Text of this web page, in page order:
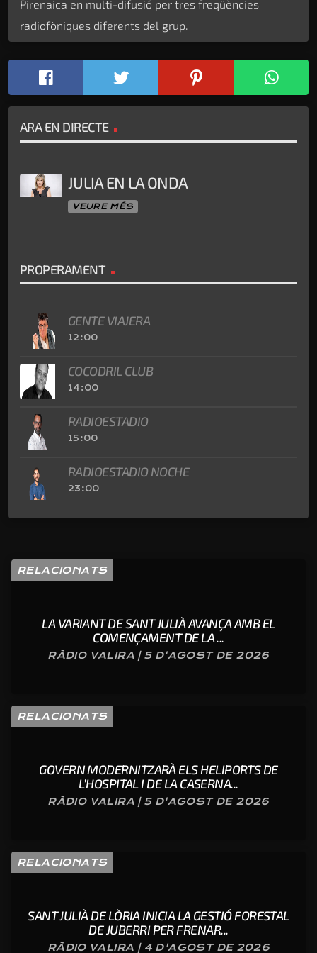
Pirenaica en multi-difusió per tres freqüències
radiofòniques diferents del grup.
ARA EN DIRECTE
JULIA EN LA ONDA
VEURE MÉS
PROPERAMENT
GENTE VIAJERA
12:00
COCODRIL CLUB
14:00
RADIOESTADIO
15:00
RADIOESTADIO NOCHE
23:00
RELACIONATS
LA VARIANT DE SANT JULIÀ AVANÇA AMB EL
COMENÇAMENT DE LA ...
RÀDIO VALIRA | 5 D'AGOST DE 2026
RELACIONATS
GOVERN MODERNITZARÀ ELS HELIPORTS DE
L’HOSPITAL I DE LA CASERNA...
RÀDIO VALIRA | 5 D'AGOST DE 2026
RELACIONATS
SANT JULIÀ DE LÒRIA INICIA LA GESTIÓ FORESTAL
DE JUBERRI PER FRENAR...
RÀDIO VALIRA | 4 D'AGOST DE 2026